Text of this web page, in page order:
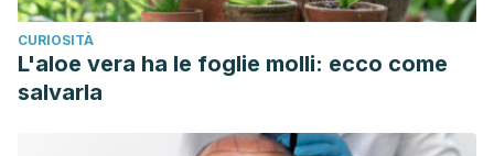
CURIOSITÀ
L'aloe vera ha le foglie molli: ecco come
salvarla